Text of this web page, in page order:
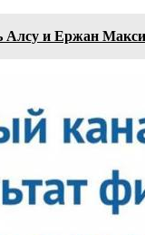
Алсу и Ержан